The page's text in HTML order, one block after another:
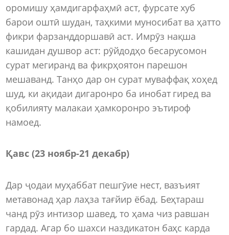
оромишу ҳамдигарфаҳмӣ аст, фурсате хуб
барои оштӣ шудан, таҳкими муносибат ва ҳатто
фикри фарзанддоршавӣ аст. Имрӯз нақша
кашидан душвор аст: рӯйдодҳо бесарусомон
сурат мегиранд ва фикрҳоятон парешон
мешаванд. Танҳо дар он сурат муваффақ хоҳед
шуд, ки ақидаи дигаронро ба инобат гиред ва
қобилияту малакаи ҳамкоронро эътироф
намоед.
Қавс (23 ноябр-21 декабр)
Дар ҷодаи муҳаббат пешгӯие нест, вазъият
метавонад ҳар лаҳза тағйир ёбад. Беҳтараш
чанд рӯз интизор шавед, то ҳама чиз равшан
гардад. Агар бо шахси наздикатон баҳс карда